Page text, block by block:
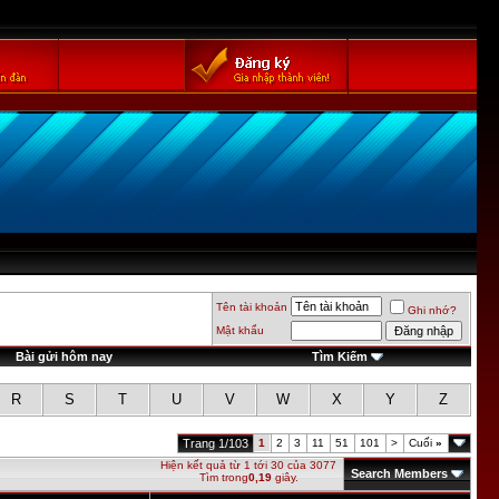
Tên tài khoản
Ghi nhớ?
Mật khẩu
Bài gửi hôm nay Tìm Kiếm
R S T U V W X Y Z
Trang 1/103 1 2 3 11 51 101 > Cuối »
Hiện kết quả từ 1 tới 30 của 3077
Tìm trong0,19giây. Search Members